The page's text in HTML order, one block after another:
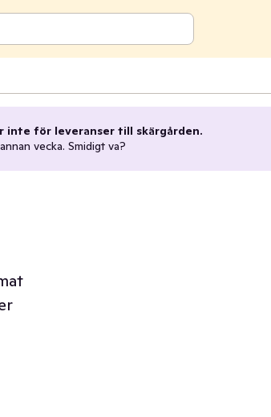
inte för leveranser till skärgården.
vecka. Smidigt va?